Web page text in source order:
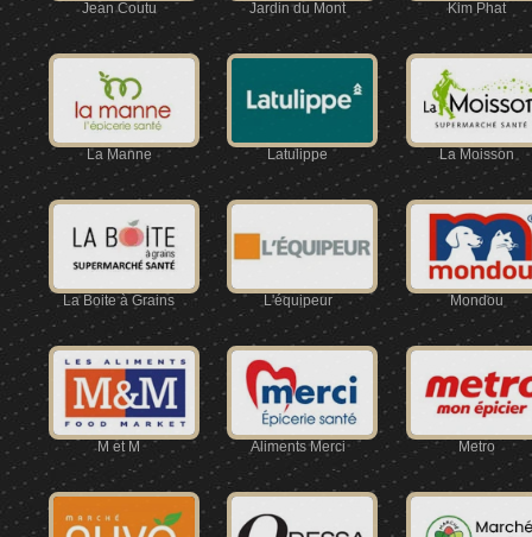
Jean Coutu Jardin du Mont Kim Phat
La Manne Latulippe La Moisson
La Boite à Grains L'équipeur Mondou
M et M Aliments Merci Metro